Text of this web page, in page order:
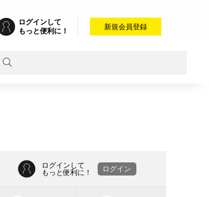
ログインして
もっと便利に！
新規会員登録
ログインして
もっと便利に！
ログイン